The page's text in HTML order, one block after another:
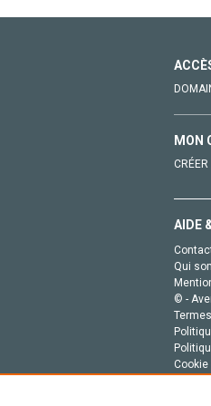
MON
AIDE
Qui
© -